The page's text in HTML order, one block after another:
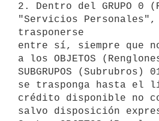
2. Dentro del GRUPO 0
"Servicios Personales",
trasponerse
entre sí, siempre que
a los OBJETOS
SUBGRUPOS
se trasponga hasta el
crédito disponible no
salvo disposición